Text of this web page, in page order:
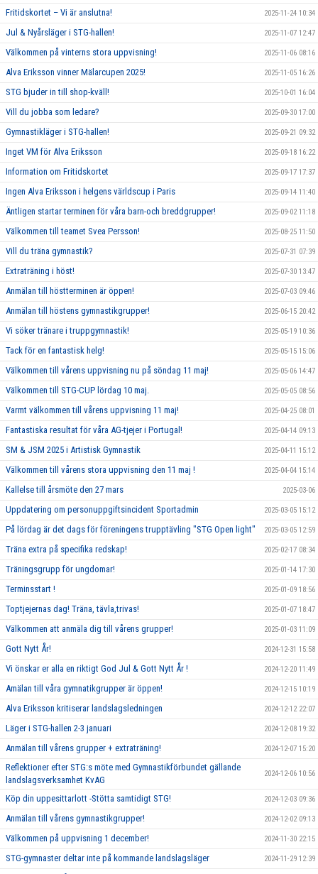
Fritidskortet – Vi är anslutna! 2025-11-24 10:34
Jul & Nyårsläger i STG-hallen! 2025-11-07 12:47
Välkommen på vinterns stora uppvisning! 2025-11-06 08:16
Alva Eriksson vinner Mälarcupen 2025! 2025-11-05 16:26
STG bjuder in till shop-kväll! 2025-10-01 16:04
Vill du jobba som ledare? 2025-09-30 17:00
Gymnastikläger i STG-hallen! 2025-09-21 09:32
Inget VM för Alva Eriksson 2025-09-18 16:22
Information om Fritidskortet 2025-09-17 17:37
Ingen Alva Eriksson i helgens världscup i Paris 2025-09-14 11:40
Äntligen startar terminen för våra barn-och breddgrupper! 2025-09-02 11:18
Välkommen till teamet Svea Persson! 2025-08-25 11:50
Vill du träna gymnastik? 2025-07-31 07:39
Extraträning i höst! 2025-07-30 13:47
Anmälan till höstterminen är öppen! 2025-07-03 09:46
Anmälan till höstens gymnastikgrupper! 2025-06-15 20:42
Vi söker tränare i truppgymnastik! 2025-05-19 10:36
Tack för en fantastisk helg! 2025-05-15 15:06
Välkommen till vårens uppvisning nu på söndag 11 maj! 2025-05-06 14:47
Välkommen till STG-CUP lördag 10 maj. 2025-05-05 08:56
Varmt välkommen till vårens uppvisning 11 maj! 2025-04-25 08:01
Fantastiska resultat för våra AG-tjejer i Portugal! 2025-04-14 09:13
SM & JSM 2025 i Artistisk Gymnastik 2025-04-11 15:12
Välkommen till vårens stora uppvisning den 11 maj ! 2025-04-04 15:14
Kallelse till årsmöte den 27 mars 2025-03-06
Uppdatering om personuppgiftsincident Sportadmin 2025-03-05 15:12
På lördag är det dags för föreningens trupptävling "STG Open light" 2025-03-05 12:59
Träna extra på specifika redskap! 2025-02-17 08:34
Träningsgrupp för ungdomar! 2025-01-14 17:30
Terminsstart ! 2025-01-09 18:56
Toptjejernas dag! Träna, tävla,trivas! 2025-01-07 18:47
Välkommen att anmäla dig till vårens grupper! 2025-01-03 11:09
Gott Nytt År! 2024-12-31 15:58
Vi önskar er alla en riktigt God Jul & Gott Nytt År ! 2024-12-20 11:49
Amälan till våra gymnatikgrupper är öppen! 2024-12-15 10:19
Alva Eriksson kritiserar landslagsledningen 2024-12-12 22:07
Läger i STG-hallen 2-3 januari 2024-12-08 19:32
Anmälan till vårens grupper + extraträning! 2024-12-07 15:20
Reflektioner efter STG:s möte med Gymnastikförbundet gällande
landslagsverksamhet KvAG
2024-12-06 10:56
Köp din uppesittarlott -Stötta samtidigt STG! 2024-12-03 09:36
Anmälan till vårens gymnastikgrupper! 2024-12-02 09:13
Välkommen på uppvisning 1 december! 2024-11-30 22:15
STG-gymnaster deltar inte på kommande landslagsläger 2024-11-29 12:39